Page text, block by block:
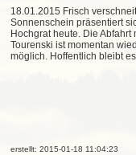
18.01.2015 Frisch
Sonnenschein präsentiert
Hochgrat heute. Die Abfahrt
Tourenski ist momentan
möglich. Hoffentlich bleibt
erstellt: 2015-01-18 11:04:23